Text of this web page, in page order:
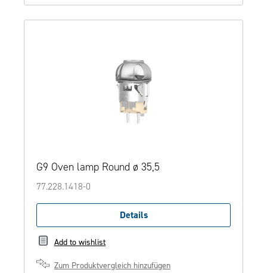
G9 Oven lamp Round ø 35,5
77.228.1418-0
Details
Add to wishlist
Zum Produktvergleich hinzufügen